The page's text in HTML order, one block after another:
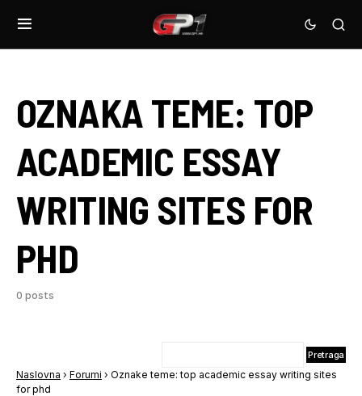
OZNAKA TEME: TOP
ACADEMIC ESSAY
WRITING SITES FOR
PHD
0 posts
Naslovna › Forumi › Oznake teme: top academic essay writing sites
for phd